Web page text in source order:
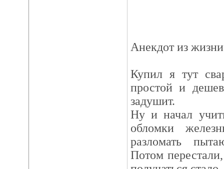
Анекдот из
Купил я тут
простой и
задушит.
Ну и начал
обломки
разломать
Потом